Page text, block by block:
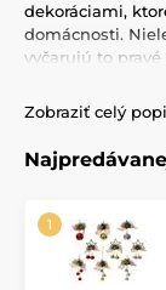
dekoráciami,
domácnosti.
vyčarujú to
dekorácie, ktoré
Zobraziť celý